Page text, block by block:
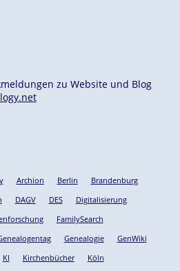
zu Website und Blog
Archion Berlin
Brandenburg
DAGV DES
Digitalisierung
FamilySearch
Genealogie
GenWiki
KI Kirchenbücher
Köln